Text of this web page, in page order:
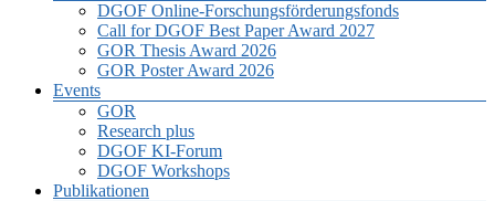
DGOF Online-Forschungsförderungsfonds
Call for DGOF Best Paper Award 2027
GOR Thesis Award 2026
GOR Poster Award 2026
Events
GOR
Research plus
DGOF KI-Forum
DGOF Workshops
Publikationen